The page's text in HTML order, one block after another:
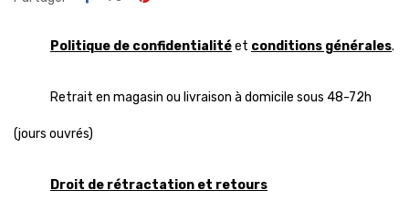
Politique de confidentialitéet conditions générales.
Retrait en magasin ou livraison à domicile sous 48-72h
(jours ouvrés)
Droit de rétractation et retours